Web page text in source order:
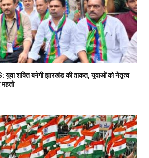
शक्ति बनेगी झारखंड की ताकत, युवाओं को नेतृत्व